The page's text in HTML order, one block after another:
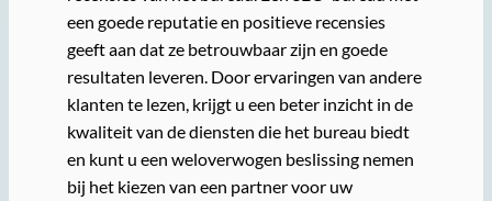
een goede reputatie en positieve recensies
geeft aan dat ze betrouwbaar zijn en goede
resultaten leveren. Door ervaringen van andere
klanten te lezen, krijgt u een beter inzicht in de
kwaliteit van de diensten die het bureau biedt
en kunt u een weloverwogen beslissing nemen
bij het kiezen van een partner voor uw